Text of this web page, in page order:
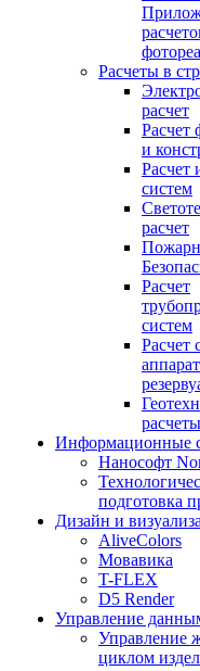
Расчеты в
расчет
Расчет
и
Расчет
систем
расчет
Расчет
систем
Расчет
расчеты
Информационные
Нанософт
подготовка
Дизайн и
AliveColors
Мовавика
T-FLEX
D5 Render
Управление
Управление
циклом